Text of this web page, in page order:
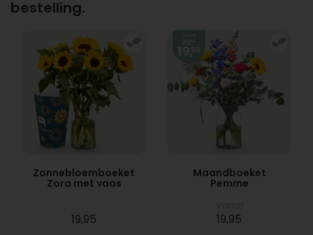
bestelling.
Zonnebloemboeket
Zora met vaas
19,95
Maandboeket
Pemme
19,95